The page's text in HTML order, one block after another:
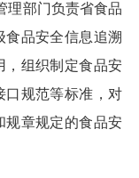
理部门负责省食品
品安全信息追溯
，组织制定食品安
口规范等标准，对
规章规定的食品安